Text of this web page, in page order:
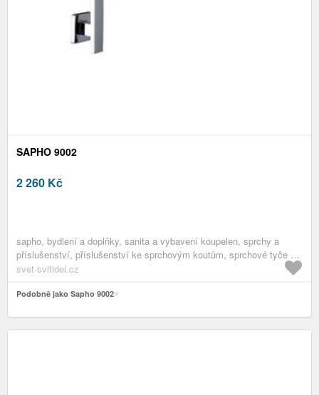
SAPHO 9002
2 260 Kč
sapho, bydlení a doplňky, sanita a vybavení koupelen, sprchy a
příslušenství, příslušenství ke sprchovým koutům, sprchové tyče a
ramena
svet-svitidel.cz
Podobně jako Sapho 9002